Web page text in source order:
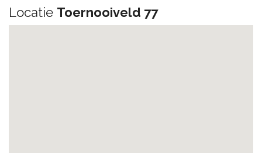
Locatie Toernooiveld 77